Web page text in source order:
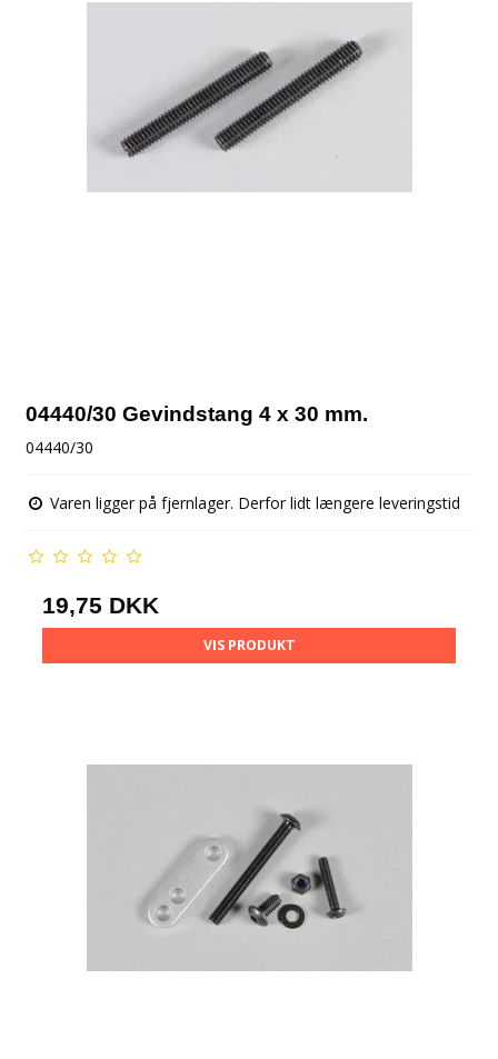
04440/30 Gevindstang 4 x 30 mm.
04440/30
Varen ligger på fjernlager. Derfor lidt længere leveringstid
19,75 DKK
VIS PRODUKT